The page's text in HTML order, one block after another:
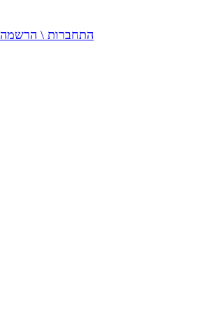
התחברות \ הרשמה